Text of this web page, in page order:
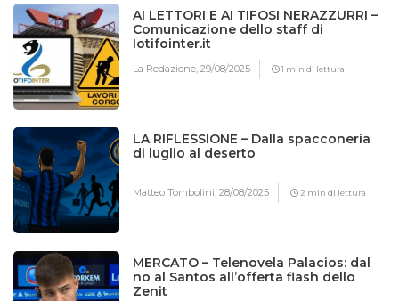
AI LETTORI E AI TIFOSI NERAZZURRI –
Comunicazione dello staff di
Iotifointer.it
La Redazione,29/08/2025 1 min di lettura
LA RIFLESSIONE – Dalla spacconeria
di luglio al deserto
Matteo Tombolini,28/08/2025 2 min di lettura
MERCATO – Telenovela Palacios: dal
no al Santos all’offerta flash dello
Zenit